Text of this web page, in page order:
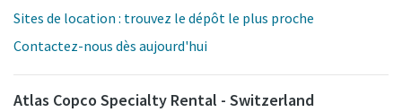
Sites de location : trouvez le dépôt le plus proche
Contactez-nous dès aujourd'hui
Atlas Copco Specialty Rental - Switzerland